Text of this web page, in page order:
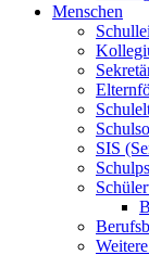
Menschen
SIS